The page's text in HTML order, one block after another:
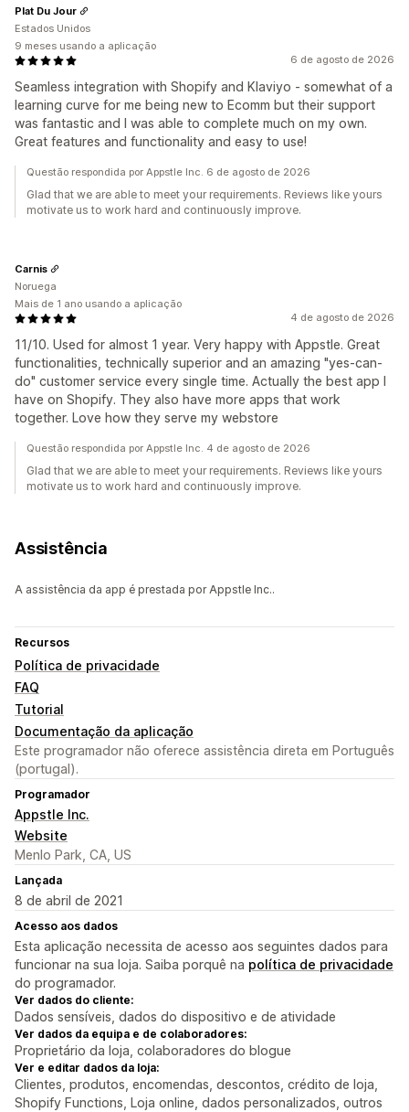
6 de agosto de 2026
Seamless integration with Shopify and Klaviyo - somewhat of a
learning curve for me being new to Ecomm but their support
was fantastic and I was able to complete much on my own.
Great features and functionality and easy to use!
Plat Du Jour
Estados Unidos
9 meses usando a aplicação
Questão respondida por Appstle Inc. 6 de agosto de 2026
Glad that we are able to meet your requirements. Reviews like yours
motivate us to work hard and continuously improve.
4 de agosto de 2026
11/10. Used for almost 1 year. Very happy with Appstle. Great
functionalities, technically superior and an amazing "yes-can-
do" customer service every single time. Actually the best app I
have on Shopify. They also have more apps that work
together. Love how they serve my webstore
Carnis
Noruega
Mais de 1 ano usando a aplicação
Questão respondida por Appstle Inc. 4 de agosto de 2026
Glad that we are able to meet your requirements. Reviews like yours
motivate us to work hard and continuously improve.
Assistência
A assistência da app é prestada por Appstle Inc..
Recursos
Política de privacidade
FAQ
Tutorial
Documentação da aplicação
Este programador não oferece assistência direta em Português
(portugal).
Programador
Appstle Inc.
Website
Menlo Park, CA, US
Lançada
8 de abril de 2021
Acesso aos dados
Esta aplicação necessita de acesso aos seguintes dados para
funcionar na sua loja. Saiba porquê na política de privacidade
do programador.
Ver dados do cliente:
Dados sensíveis, dados do dispositivo e de atividade
Ver dados da equipa e de colaboradores:
Proprietário da loja, colaboradores do blogue
Ver e editar dados da loja:
Clientes, produtos, encomendas, descontos, crédito de loja,
Shopify Functions, Loja online, dados personalizados, outros